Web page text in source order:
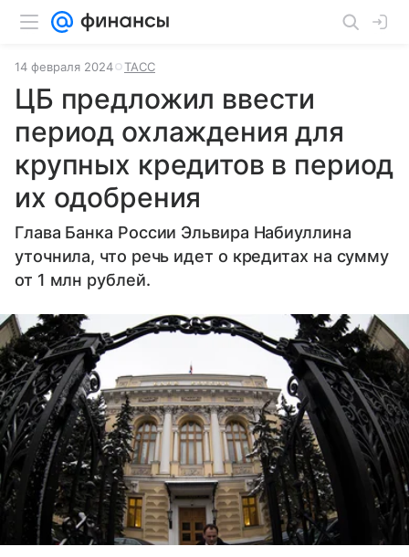
14 февраля 2024 ТАСС
ЦБ предложил ввести
период охлаждения для
крупных кредитов в период
их одобрения
Глава Банка России Эльвира Набиуллина
уточнила, что речь идет о кредитах на сумму
от 1 млн рублей.